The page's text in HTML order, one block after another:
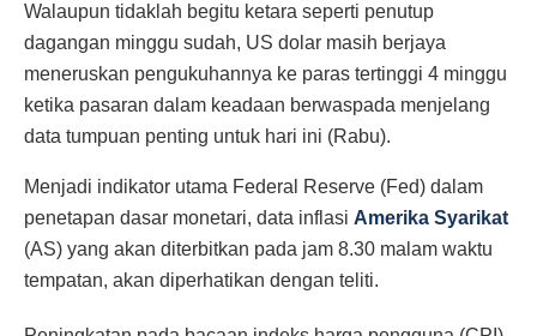
Walaupun tidaklah begitu ketara seperti penutup
dagangan minggu sudah, US dolar masih berjaya
meneruskan pengukuhannya ke paras tertinggi 4 minggu
ketika pasaran dalam keadaan berwaspada menjelang
data tumpuan penting untuk hari ini (Rabu).
Menjadi indikator utama Federal Reserve (Fed) dalam
penetapan dasar monetari, data inflasi Amerika Syarikat
(AS) yang akan diterbitkan pada jam 8.30 malam waktu
tempatan, akan diperhatikan dengan teliti.